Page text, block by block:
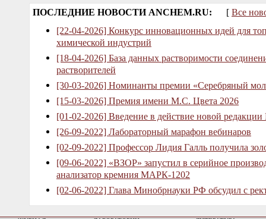
ПОСЛЕДНИЕ НОВОСТИ ANCHEM.RU: [ Все
[22-04-2026] Конкурс инновационных идей для
химической индустрий
[18-04-2026] База данных растворимости
растворителей
[30-03-2026] Номинанты премии «Серебряный
[15-03-2026] Премия имени М.С. Цвета 2026
[01-02-2026] Введение в действие новой
[26-09-2022] Лабораторный марафон вебинаров
[02-09-2022] Профессор Лидия Галль получила
[09-06-2022] «ВЗОР» запустил в серийное
анализатор кремния МАРК-1202
[02-06-2022] Глава Минобрнауки РФ обсудил с